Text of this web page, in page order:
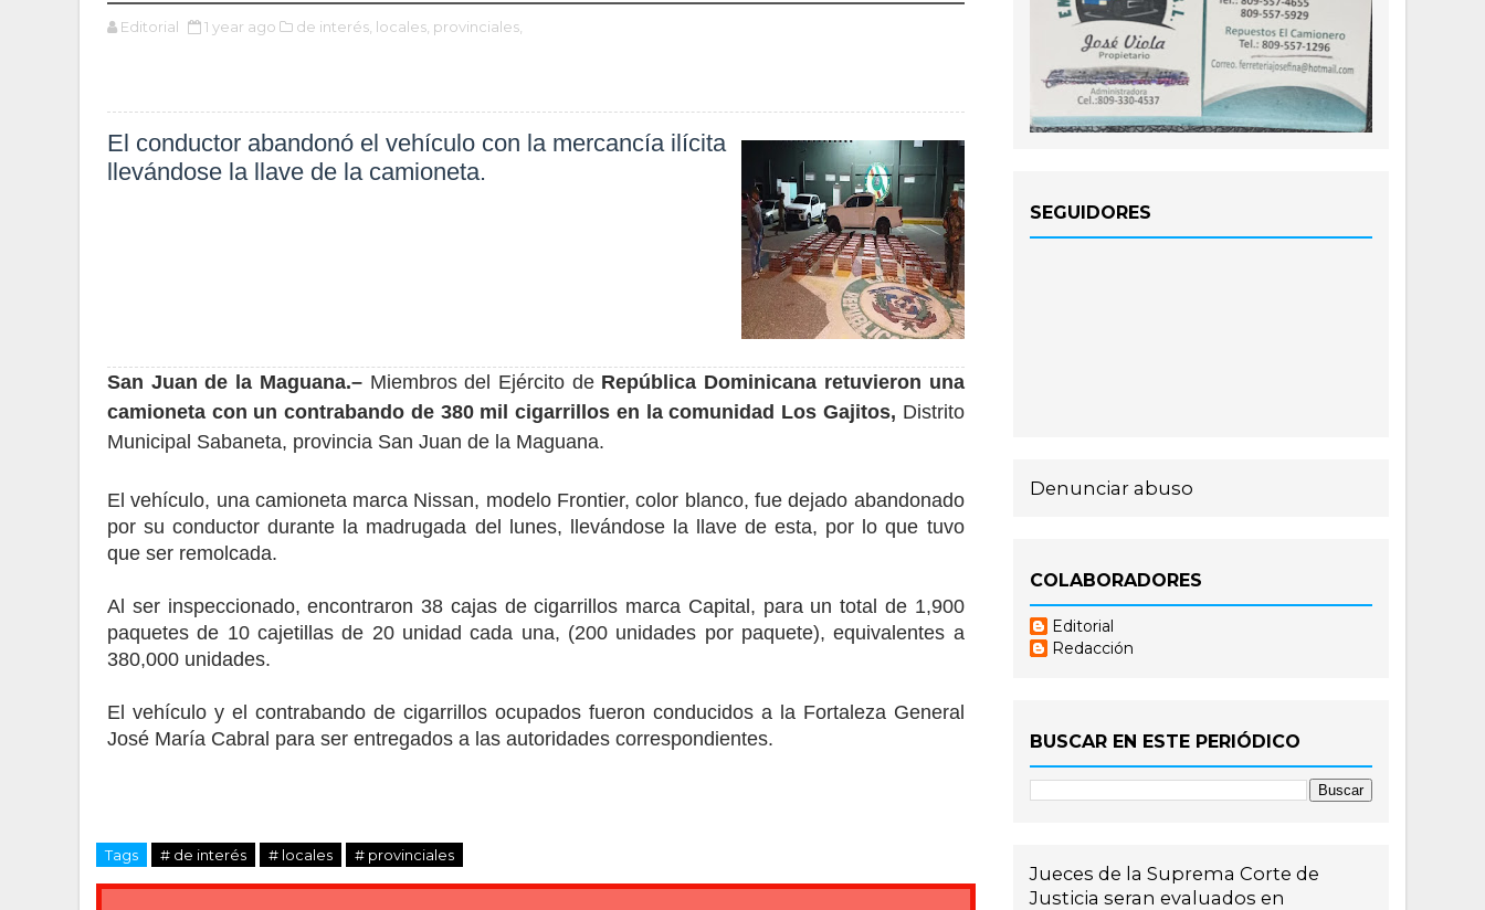
Editorial 1 year ago de interés, locales, provinciales,
El conductor abandonó el vehículo con la mercancía ilícita
llevándose la llave de la camioneta.
San Juan de la Maguana.– Miembros del Ejército de República Dominicana retuvieron una
camioneta con un contrabando de 380 mil cigarrillos en la comunidad Los Gajitos, Distrito
Municipal Sabaneta, provincia San Juan de la Maguana.
El vehículo, una camioneta marca Nissan, modelo Frontier, color blanco, fue dejado abandonado
por su conductor durante la madrugada del lunes, llevándose la llave de esta, por lo que tuvo
que ser remolcada.
Al ser inspeccionado, encontraron 38 cajas de cigarrillos marca Capital, para un total de 1,900
paquetes de 10 cajetillas de 20 unidad cada una, (200 unidades por paquete), equivalentes a
380,000 unidades.
El vehículo y el contrabando de cigarrillos ocupados fueron conducidos a la Fortaleza General
José María Cabral para ser entregados a las autoridades correspondientes.
Tags # de interés # locales # provinciales
SEGUIDORES
Denunciar abuso
COLABORADORES
Editorial
Redacción
BUSCAR EN ESTE PERIÓDICO
Jueces de la Suprema Corte de
Justicia seran evaluados en